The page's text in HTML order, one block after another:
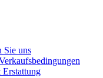
Sie uns